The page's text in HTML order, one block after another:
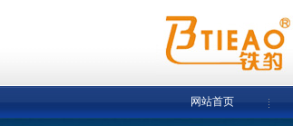
网站首页